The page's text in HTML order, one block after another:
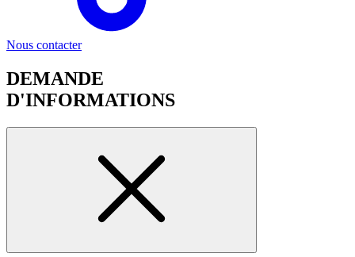
Nous contacter
DEMANDE
D'INFORMATIONS